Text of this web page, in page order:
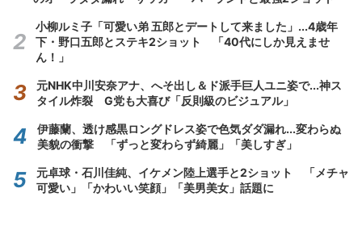
小柳ルミ子「可愛い弟 五郎とデートして来ました」...4歳年
下・野口五郎とステキ2ショット 「40代にしか見えませ
ん！」
元NHK中川安奈アナ、へそ出し＆ド派手巨人ユニ姿で...神ス
タイル炸裂 G党も大喜び「反則級のビジュアル」
伊藤蘭、透け感黒ロングドレス姿で色気ダダ漏れ...変わらぬ
美貌の衝撃 「ずっと変わらず綺麗」「美しすぎ」
元卓球・石川佳純、イケメン陸上選手と2ショット 「メチャ
可愛い」「かわいい笑顔」「美男美女」話題に